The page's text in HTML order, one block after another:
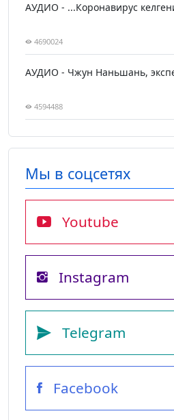
АУДИО - ...Коронавирус
4690024
АУДИО - Чжун Наньшань,
4594488
Мы в соцсетях
Youtube
Instagram
Telegram
Facebook